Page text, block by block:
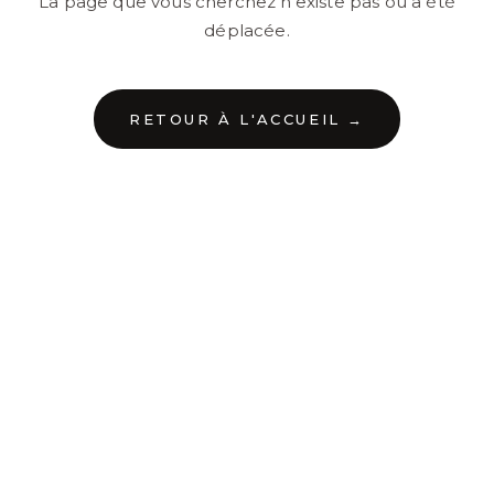
déplacée.
RETOUR À L'ACCUEIL →